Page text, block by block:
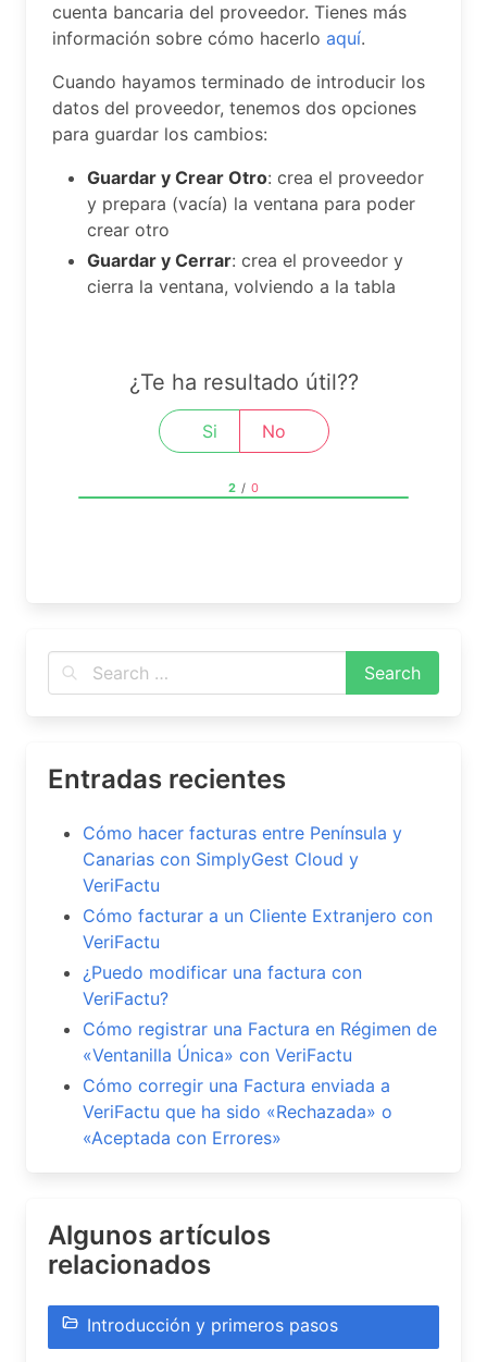
cuenta bancaria del proveedor. Tienes más
información sobre cómo hacerlo aquí.
Cuando hayamos terminado de introducir los
datos del proveedor, tenemos dos opciones
para guardar los cambios:
Guardar y Crear Otro: crea el proveedor
y prepara (vacía) la ventana para poder
crear otro
Guardar y Cerrar: crea el proveedor y
cierra la ventana, volviendo a la tabla
¿Te ha resultado útil??
Si No
2 / 0
Entradas recientes
Cómo hacer facturas entre Península y
Canarias con SimplyGest Cloud y
VeriFactu
Cómo facturar a un Cliente Extranjero con
VeriFactu
¿Puedo modificar una factura con
VeriFactu?
Cómo registrar una Factura en Régimen de
«Ventanilla Única» con VeriFactu
Cómo corregir una Factura enviada a
VeriFactu que ha sido «Rechazada» o
«Aceptada con Errores»
Algunos artículos
relacionados
Introducción y primeros pasos